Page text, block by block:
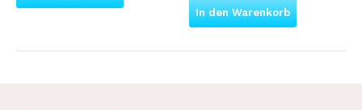
In den Warenkorb